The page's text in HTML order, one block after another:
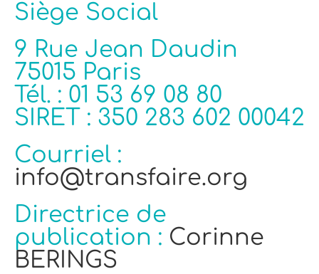
Siège Social
9 Rue Jean Daudin
75015 Paris
Tél. : 01 53 69 08 80
SIRET : 350 283 602 00042
Courriel :
info@transfaire.org
Directrice de
publication : Corinne
BERINGS